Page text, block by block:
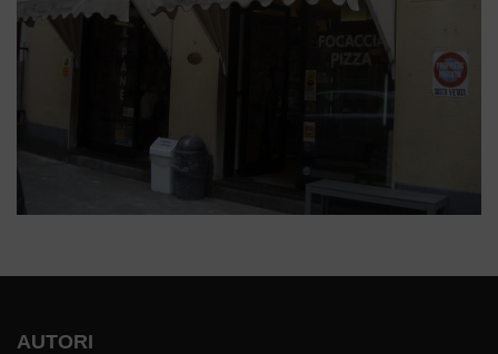
AUTORI